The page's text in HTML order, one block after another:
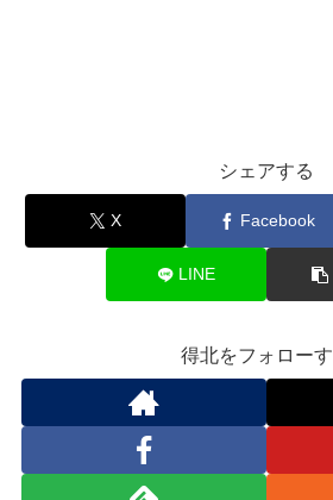
シェアする
X Facebook
LINE
得北をフォロー